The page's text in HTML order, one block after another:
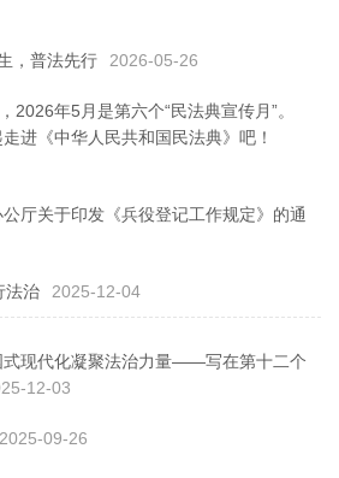
，普法先行 2026-05-26
2026年5月是第六个“民法典宣传月”。
进《中华人民共和国民法典》吧！
厅关于印发《兵役登记工作规定》的通
法治 2025-12-04
式现代化凝聚法治力量——写在第十二个
12-03
2025-09-26